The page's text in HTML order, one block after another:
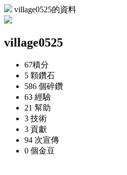
village0525的資料
village0525
67積分
5 顆鑽石
586 個碎鑽
63 經驗
21 幫助
3 技術
3 貢獻
94 次宣傳
0 個金豆